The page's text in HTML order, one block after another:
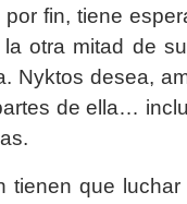
por fin, tiene
otra mitad de
Nyktos desea,
de ella…
tienen que luchar